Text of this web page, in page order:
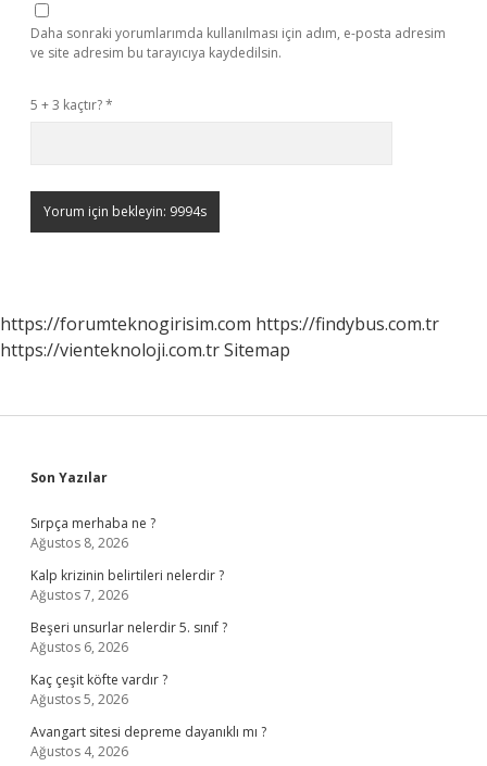
Daha sonraki yorumlarımda kullanılması için adım, e-posta adresim
ve site adresim bu tarayıcıya kaydedilsin.
5 + 3 kaçtır?*
https://forumteknogirisim.com https://findybus.com.tr
https://vienteknoloji.com.trSitemap
Sidebar
Son Yazılar
Sırpça merhaba ne ?
Ağustos 8, 2026
Kalp krizinin belirtileri nelerdir ?
Ağustos 7, 2026
Beşeri unsurlar nelerdir 5. sınıf ?
Ağustos 6, 2026
Kaç çeşit köfte vardır ?
Ağustos 5, 2026
Avangart sitesi depreme dayanıklı mı ?
Ağustos 4, 2026